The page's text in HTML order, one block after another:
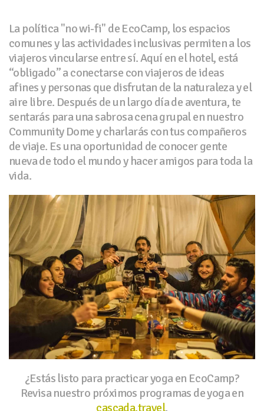
La política "no wi-fi" de EcoCamp, los espacios
comunes y las actividades inclusivas permiten a los
viajeros vincularse entre sí. Aquí en el hotel, está
“obligado” a conectarse con viajeros de ideas
afines y personas que disfrutan de la naturaleza y el
aire libre. Después de un largo día de aventura, te
sentarás para una sabrosa cena grupal en nuestro
Community Dome y charlarás con tus compañeros
de viaje. Es una oportunidad de conocer gente
nueva de todo el mundo y hacer amigos para toda la
vida.
¿Estás listo para practicar yoga en EcoCamp?
Revisa nuestro próximos programas de yoga en
cascada.travel.